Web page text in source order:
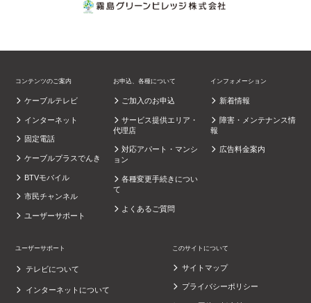
コンテンツのご案内
ケーブルテレビ
インターネット
固定電話
ケーブルプラスでんき
BTVモバイル
市民チャンネル
ユーザーサポート
お申込、各種について
ご加入のお申込
サービス提供エリア・
代理店
対応アパート・マンシ
ョン
各種変更手続きについ
て
よくあるご質問
インフォメーション
新着情報
障害・メンテナンス情
報
広告料金案内
ユーザーサポート
テレビについて
インターネットについて
このサイトについて
サイトマップ
プライバシーポリシー